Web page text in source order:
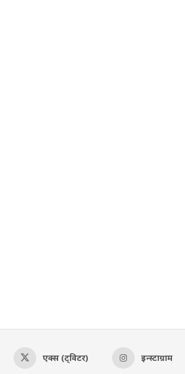
एक्स (ट्विटर) इन्स्टाग्राम